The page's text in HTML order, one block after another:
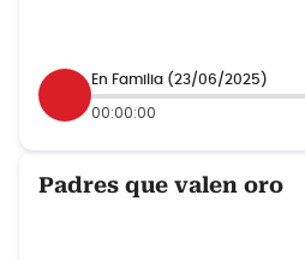
En Familia (23/06/2025)
00:00:00
Padres que valen oro